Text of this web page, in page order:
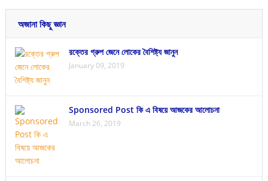
অজানা কিছু জ্ঞান
রক্তের গ্রুপ জেনে লোকের বৈশিষ্ট্য জানুন
January 09, 2019
Sponsored Post কি এ বিষয়ে আজকের আলোচনা
March 26, 2019